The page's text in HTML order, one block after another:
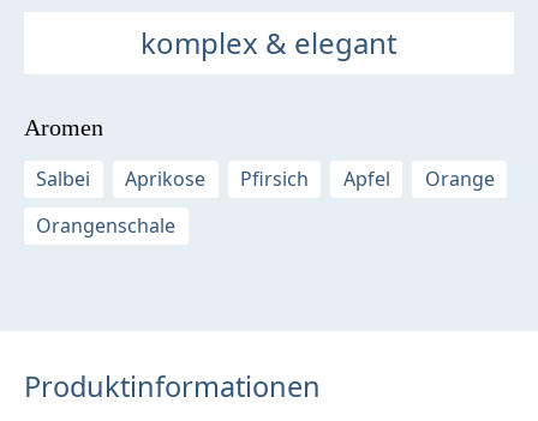
komplex & elegant
Aromen
Salbei
Aprikose Pfirsich Apfel
Orange
Orangenschale
Produktinformationen